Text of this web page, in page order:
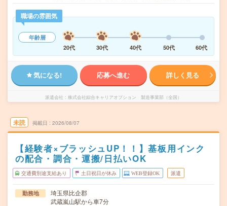
職場の雰囲気
年齢層
20代
30代 40代 50代 60代
気になる! 応募へ進む 詳しく見る
派遣会社 株式会社綜合キャリアオプション 製造事業部（全国）
未読 掲載日 2026/08/07
【経験者×ブラッシュUP！！】基板用インク
の配合・調合・運搬/日払いOK
交通費別途支給あり 土日祝日が休み WEB登録OK 派遣
勤務地
埼玉県比企郡
武蔵嵐山駅から車7分